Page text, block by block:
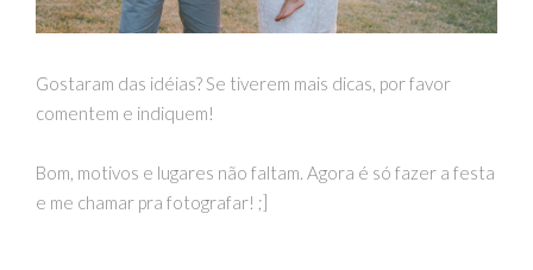
Gostaram das idéias? Se tiverem mais dicas, por favor
comentem e indiquem!
Bom, motivos e lugares não faltam. Agora é só fazer a festa
e me chamar pra fotografar! ;]